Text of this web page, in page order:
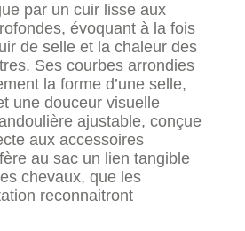
par un cuir lisse aux
évoquant à la fois
de selle et la chaleur des
Ses courbes arrondies
la forme d’une selle,
une douceur visuelle
ajustable, conçue
aux accessoires
au sac un lien tangible
chevaux, que les
reconnaitront